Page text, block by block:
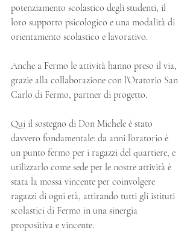
potenziamento scolastico degli studenti, il
loro supporto psicologico e una modalità di
orientamento scolastico e lavorativo.
Anche a Fermo le attività hanno preso il via,
grazie alla collaborazione con l’Oratorio San
Carlo di Fermo, partner di progetto.
Qui il sostegno di Don Michele è stato
davvero fondamentale: da anni l’oratorio è
un punto fermo per i ragazzi del quartiere, e
utilizzarlo come sede per le nostre attività è
stata la mossa vincente per coinvolgere
ragazzi di ogni età, attirando tutti gli istituti
scolastici di Fermo in una sinergia
propositiva e vincente.